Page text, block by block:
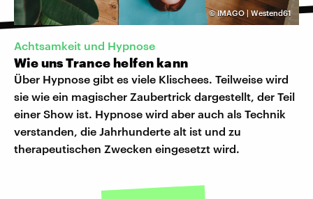
©IMAGO | Westend61
Achtsamkeit und Hypnose
Wie uns Trance helfen kann
Über Hypnose gibt es viele Klischees. Teilweise wird
sie wie ein magischer Zaubertrick dargestellt, der Teil
einer Show ist. Hypnose wird aber auch als Technik
verstanden, die Jahrhunderte alt ist und zu
therapeutischen Zwecken eingesetzt wird.